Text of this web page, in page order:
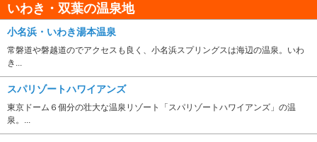
いわき・双葉の温泉地
小名浜・いわき湯本温泉
常磐道や磐越道のでアクセスも良く、小名浜スプリングスは海辺の温泉。いわ
き...
スパリゾートハワイアンズ
東京ドーム６個分の壮大な温泉リゾート「スパリゾートハワイアンズ」の温
泉。...